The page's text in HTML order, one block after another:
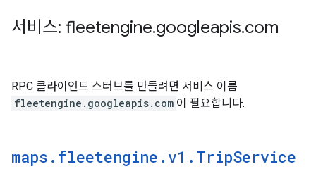
서비스: fleetengine.googleapis.com
RPC 클라이언트 스터브를 만들려면 서비스 이름
fleetengine.googleapis.com 이 필요합니다.
maps . fleetengine . v1 . TripService